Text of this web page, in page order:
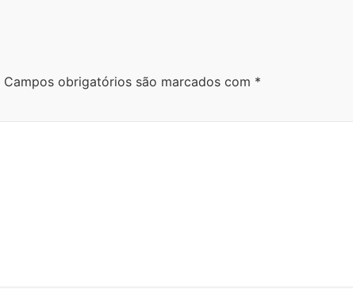
Campos obrigatórios são marcados com *